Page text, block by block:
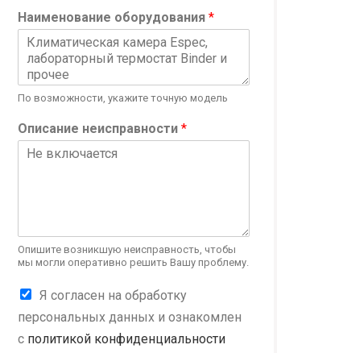
м
Наименование оборудования*
По возможности, укажите точную модель
Описание неисправности*
Опишите возникшую неисправность, чтобы
мы могли оперативно решить Вашу проблему.
К
н
ф
Я согласен на обработку
персональных данных и ознакомлен
с политикой конфиденциальности